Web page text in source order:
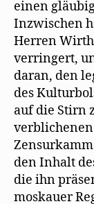
einen
Inzwischen
Herren
verringert,
daran, den
des
auf die Stirn
den Inhalt
die ihn
moskauer